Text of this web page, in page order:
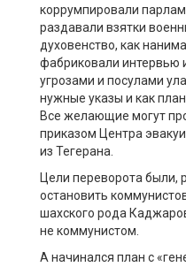
коррумпировали
раздавали взятки
духовенство, как
фабриковали интервью
угрозами и посулами
нужные указы и как
Все желающие могут
приказом Центра
из Тегерана.
Цели переворота были,
остановить
шахского рода
не коммунистом.
А начинался план с